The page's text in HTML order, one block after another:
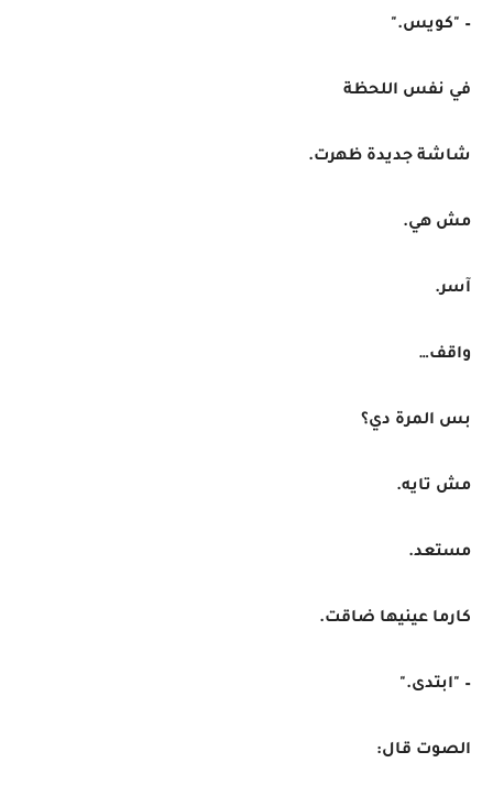
– "كويس."
في نفس اللحظة
شاشة جديدة ظهرت.
مش هي.
آسر.
واقف…
بس المرة دي؟
مش تايه.
مستعد.
كارما عينيها ضاقت.
– "ابتدى."
الصوت قال: